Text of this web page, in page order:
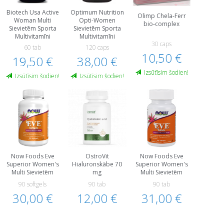
Biotech Usa Active
Woman Multi
Sievietēm Sporta
Multivitamīni
60 tab
19,50 €
Izsūtīsim šodien!
Optimum Nutrition
Opti-Women
Sievietēm Sporta
Multivitamīni
120 caps
38,00 €
Izsūtīsim šodien!
Olimp Chela-Ferr
bio-complex
30 caps
10,50 €
Izsūtīsim šodien!
Now Foods Eve
Superior Women's
Multi Sievietēm
90 softgels
30,00 €
OstroVit
Hialuronskābe 70
mg
90 tab
12,00 €
Now Foods Eve
Superior Women's
Multi Sievietēm
90 tab
31,00 €